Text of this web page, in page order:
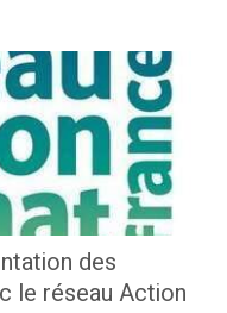
des
le réseau Action